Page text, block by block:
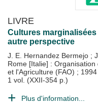
LIVRE
Cultures marginalisées
autre perspective
J. E. Hernandez Bermejo ;
Rome [Italie] :
et l'Agriculture (FAO) ; 1994
1 vol. (XXII-354 p.)
Plus d'information...